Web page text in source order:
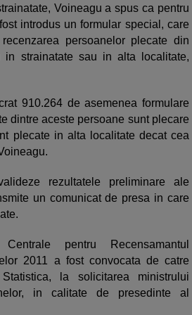
Voineagu a spus ca pentru
introdus un formular special, care
persoanelor plecate din
in strainatate sau in alta localitate,
910.264 de asemenea formulare
dintre aceste persoane sunt plecare
plecate in alta localitate decat cea
rezultatele preliminare ale
un comunicat de presa in care
pentru Recensamantul
2011 a fost convocata de catre
la solicitarea ministrului
in calitate de presedinte al